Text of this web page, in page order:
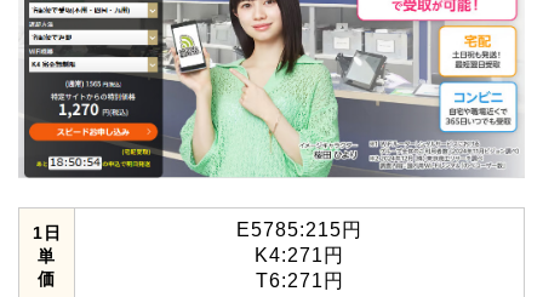
1日
単
価
E5785:215円
K4:271円
T6:271円